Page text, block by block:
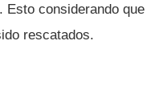
Esto considerando que
rescatados.